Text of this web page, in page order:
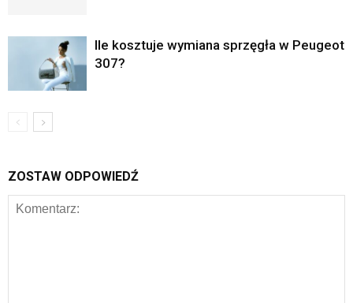
Ile kosztuje wymiana sprzęgła w Peugeot
307?
ZOSTAW ODPOWIEDŹ